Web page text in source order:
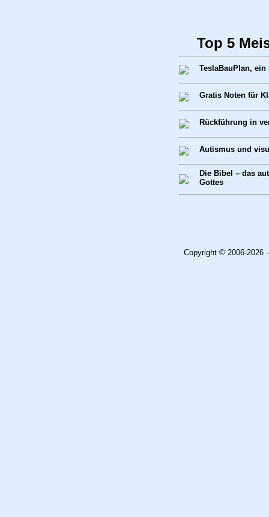
Top 5
TeslaBauPlan, ein
Gratis Noten für
Rückführung in
Autismus und
Die Bibel – das
Gottes
Copyright © 2006-